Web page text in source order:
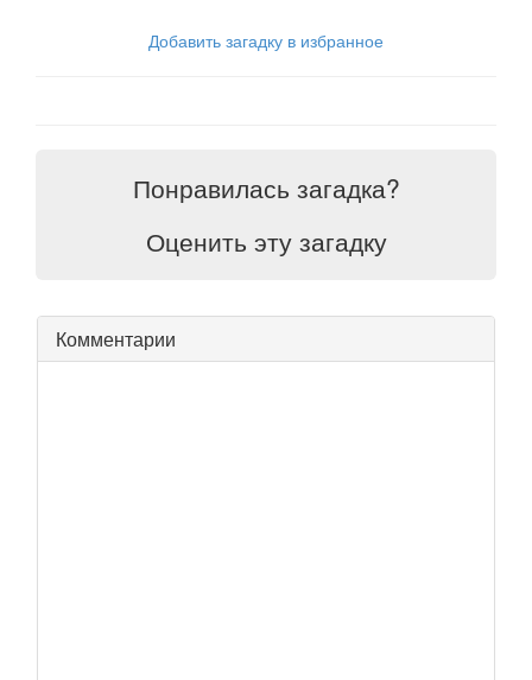
Добавить загадку в избранное
Понравилась загадка?
Оценить эту загадку
Комментарии